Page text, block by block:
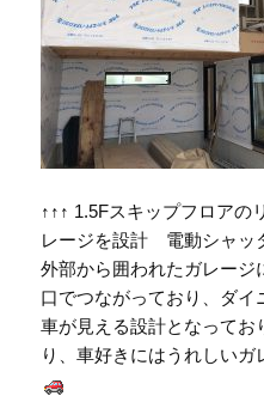
↑↑↑ 1.5Fスキップフロアの
レージを設計 電動シャッ
外部から囲われたガレー
口でつながっており、ダイ
車が見える設計となって
り、車好きにはうれしい